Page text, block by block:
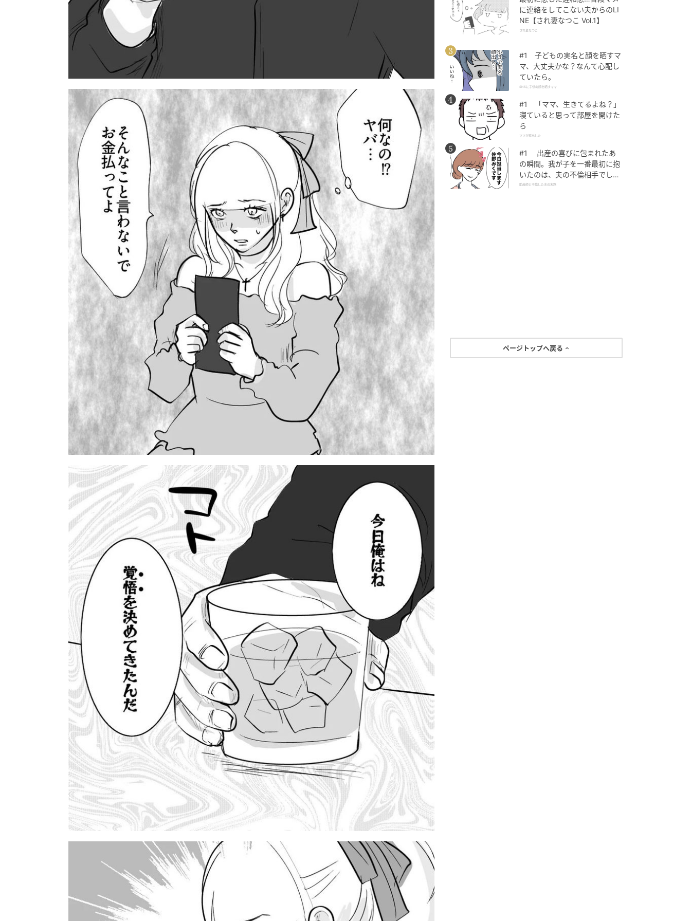
に連絡をしてこない夫からのLI
NE【され妻なつこ Vol.1】
され妻なつこ
#1 子どもの実名と顔を晒すマ
マ、大丈夫かな？なんて心配し
ていたら。
SNSに子供の顔を晒すママ
#1 「ママ、生きてるよね？」
寝ていると思って部屋を開けた
ら
ママが家出した
#1 出産の喜びに包まれたあ
の瞬間。我が子を一番最初に抱
いたのは、夫の不倫相手でし
た。
助産師と不倫した夫の末路
ページトップへ戻る